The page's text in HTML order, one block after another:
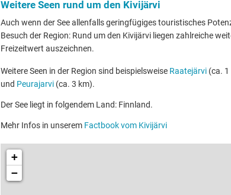
Weitere Seen rund um den Kivijärvi
Auch wenn der See allenfalls geringfügiges touristisches
Besuch der Region: Rund um den Kivijärvi liegen zahlreiche
Freizeitwert auszeichnen.
Weitere Seen in der Region sind beispielsweise Raatejärvi (ca.
und Peurajarvi (ca. 3 km).
Der See liegt in folgendem Land: Finnland.
Mehr Infos in unserem Factbook vom Kivijärvi
+
−